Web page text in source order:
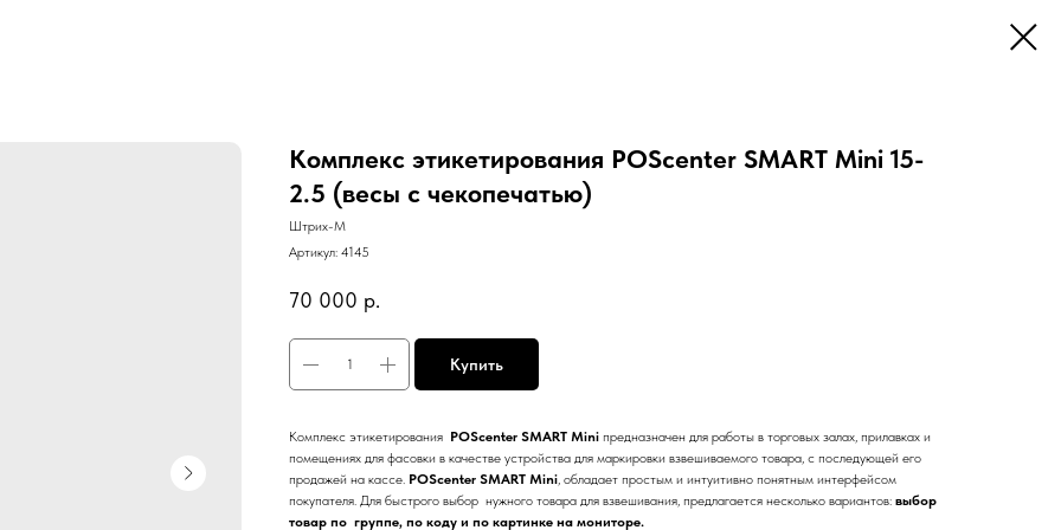
Комплекс этикетирования POScenter SMART Mini 15-
2.5 (весы с чекопечатью)
Штрих-М
Артикул: 4145
70 000 р.
Купить
Комплекс этикетирования POScenter SMART Mini предназначен для работы в торговых залах, прилавках и
помещениях для фасовки в качестве устройства для маркировки взвешиваемого товара, с последующей его
продажей на кассе. POScenter SMART Mini, обладает простым и интуитивно понятным интерфейсом
покупателя. Для быстрого выбор нужного товара для взвешивания, предлагается несколько вариантов: выбор
товар по группе, по коду и по картинке на мониторе.